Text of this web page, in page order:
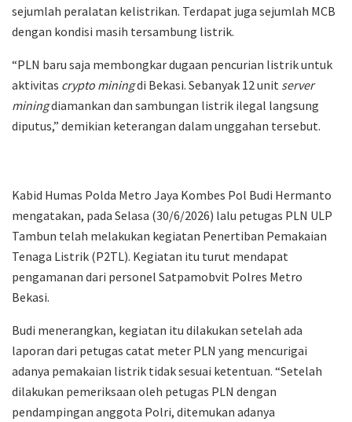
sejumlah peralatan kelistrikan. Terdapat juga sejumlah MCB
dengan kondisi masih tersambung listrik.
“PLN baru saja membongkar dugaan pencurian listrik untuk
aktivitas crypto miningdi Bekasi. Sebanyak 12 unit server
miningdiamankan dan sambungan listrik ilegal langsung
diputus,” demikian keterangan dalam unggahan tersebut.
Kabid Humas Polda Metro Jaya Kombes Pol Budi Hermanto
mengatakan, pada Selasa (30/6/2026) lalu petugas PLN ULP
Tambun telah melakukan kegiatan Penertiban Pemakaian
Tenaga Listrik (P2TL). Kegiatan itu turut mendapat
pengamanan dari personel Satpamobvit Polres Metro
Bekasi.
Budi menerangkan, kegiatan itu dilakukan setelah ada
laporan dari petugas catat meter PLN yang mencurigai
adanya pemakaian listrik tidak sesuai ketentuan. “Setelah
dilakukan pemeriksaan oleh petugas PLN dengan
pendampingan anggota Polri, ditemukan adanya